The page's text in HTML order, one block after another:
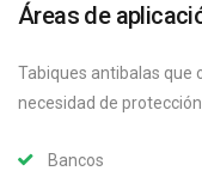
Áreas de
Tabiques antibalas que
necesidad de
Bancos